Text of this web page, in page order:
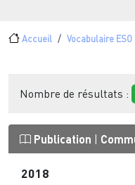
Fil d'Ariane
Accueil Vocabulaire ESO
Nombre de résultats :
Publication
2018